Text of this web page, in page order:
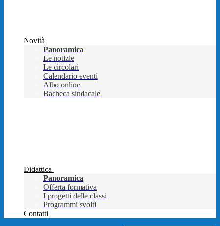
Novità
Panoramica
Le notizie
Le circolari
Calendario eventi
Albo online
Bacheca sindacale
Didattica
Panoramica
Offerta formativa
I progetti delle classi
Programmi svolti
Contatti